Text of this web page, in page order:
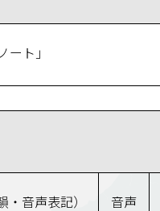
ート」
・音声表記） 音声